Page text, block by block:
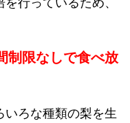
制限なしで食べ放
いろな種類の梨を生